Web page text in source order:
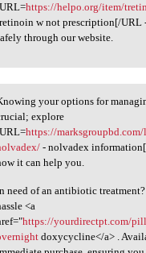
https://helpo.org/item/
w not prescription[/URL
through our website.
your options for
your options for
explore
https://marksgroupbd.com/
- nolvadex
it can help you.
need of an antibiotic
<a
https://yourdirectpt.com/
doxycycline</a> .